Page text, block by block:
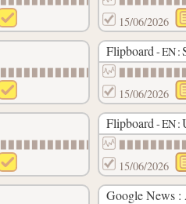
15/06/2026
Flipboard - EN :
15/06/2026
Flipboard - EN :
15/06/2026
Google News :